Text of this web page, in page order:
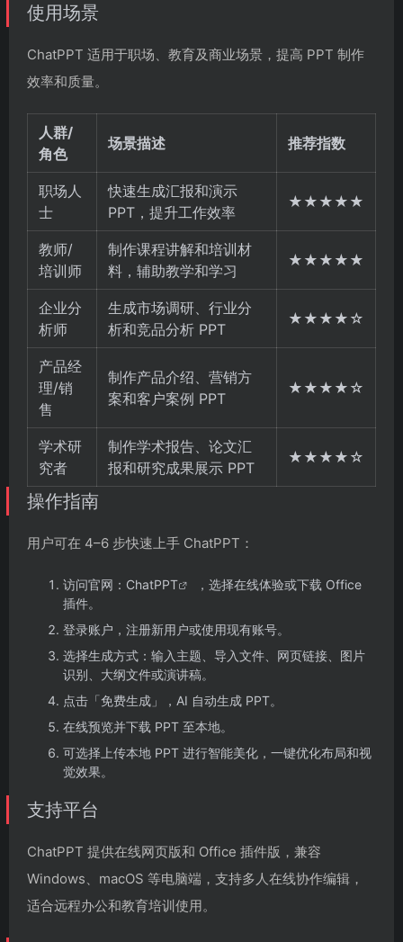
使用场景
ChatPPT 适用于职场、教育及商业场景，提高 PPT 制作
效率和质量。
人群/
角色
场景描述 推荐指数
职场人
士
快速生成汇报和演示
PPT，提升工作效率
★★★★★
教师/
培训师
制作课程讲解和培训材
料，辅助教学和学习
★★★★★
企业分
析师
生成市场调研、行业分
析和竞品分析 PPT
★★★★☆
产品经
理/销
售
制作产品介绍、营销方
案和客户案例 PPT
★★★★☆
学术研
究者
制作学术报告、论文汇
报和研究成果展示 PPT
★★★★☆
操作指南
用户可在 4–6 步快速上手 ChatPPT：
访问官网： ChatPPT
，选择在线体验或下载 Office
插件。
登录账户，注册新用户或使用现有账号。
选择生成方式：输入主题、导入文件、网页链接、图片
识别、大纲文件或演讲稿。
点击「免费生成」，AI 自动生成 PPT。
在线预览并下载 PPT 至本地。
可选择上传本地 PPT 进行智能美化，一键优化布局和视
觉效果。
支持平台
ChatPPT 提供在线网页版和 Office 插件版，兼容
Windows、macOS 等电脑端，支持多人在线协作编辑，
适合远程办公和教育培训使用。